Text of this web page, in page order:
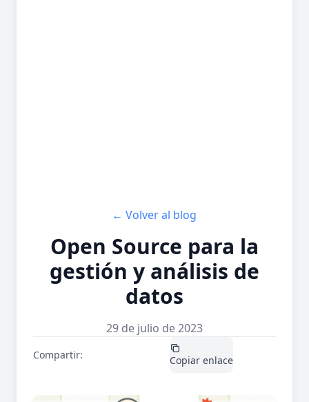
← Volver al blog
Open Source para la
gestión y análisis de
datos
29 de julio de 2023
Compartir: Copiar enlace